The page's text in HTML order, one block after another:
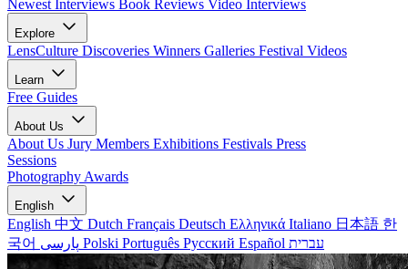
Newest Interviews Book Reviews Video Interviews
Explore
LensCulture Discoveries Winners Galleries Festival Videos
Learn
Free Guides
About Us
About Us Jury Members Exhibitions Festivals Press
Sessions
Photography Awards
English
English 中文 Dutch Français Deutsch Ελληνικά Italiano 日本語 한
국어
Polski Português Русский Español עברית